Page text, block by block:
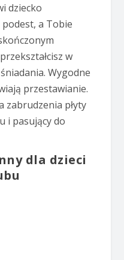
dziecko
a Tobie
w
Wygodne
przestawianie.
zabrudzenia płyty
i pasujący do
dla dzieci